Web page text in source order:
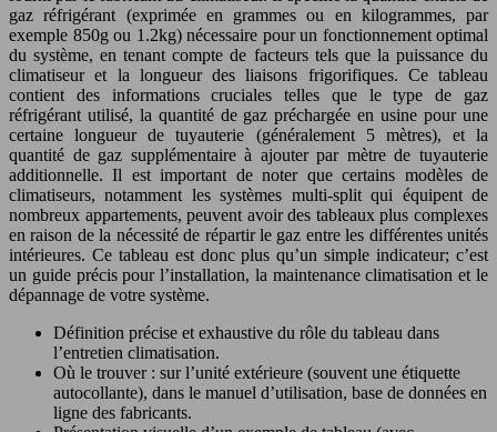
gaz réfrigérant (exprimée en grammes ou en kilogrammes, par
exemple 850g ou 1.2kg) nécessaire pour un fonctionnement optimal
du système, en tenant compte de facteurs tels que la puissance du
climatiseur et la longueur des liaisons frigorifiques. Ce tableau
contient des informations cruciales telles que le type de gaz
réfrigérant utilisé, la quantité de gaz préchargée en usine pour une
certaine longueur de tuyauterie (généralement 5 mètres), et la
quantité de gaz supplémentaire à ajouter par mètre de tuyauterie
additionnelle. Il est important de noter que certains modèles de
climatiseurs, notamment les systèmes multi-split qui équipent de
nombreux appartements, peuvent avoir des tableaux plus complexes
en raison de la nécessité de répartir le gaz entre les différentes unités
intérieures. Ce tableau est donc plus qu’un simple indicateur; c’est
un guide précis pour l’installation, la maintenance climatisation et le
dépannage de votre système.
Définition précise et exhaustive du rôle du tableau dans
l’entretien climatisation.
Où le trouver : sur l’unité extérieure (souvent une étiquette
autocollante), dans le manuel d’utilisation, base de données en
ligne des fabricants.